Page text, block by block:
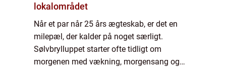
lokalområdet
Når et par når 25 års ægteskab, er det en
milepæl, der kalder på noget særligt.
Sølvbrylluppet starter ofte tidligt om
morgenen med vækning, morgensang og